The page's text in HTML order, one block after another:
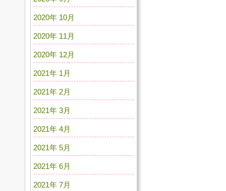
2020年 10月
2020年 11月
2020年 12月
2021年 1月
2021年 2月
2021年 3月
2021年 4月
2021年 5月
2021年 6月
2021年 7月